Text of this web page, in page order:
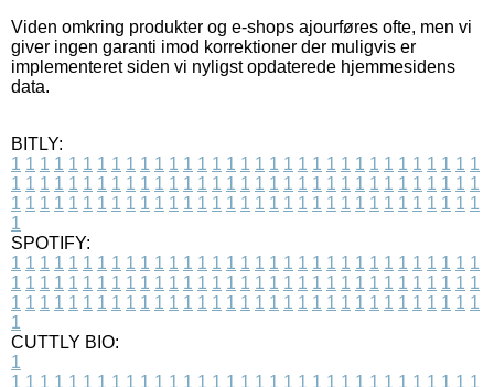
Viden omkring produkter og e-shops ajourføres ofte, men vi
giver ingen garanti imod korrektioner der muligvis er
implementeret siden vi nyligst opdaterede hjemmesidens
data.
BITLY:
1 1 1 1 1 1 1 1 1 1 1 1 1 1 1 1 1 1 1 1 1 1 1 1 1 1 1 1 1 1 1 1 1
1 1 1 1 1 1 1 1 1 1 1 1 1 1 1 1 1 1 1 1 1 1 1 1 1 1 1 1 1 1 1 1 1
1 1 1 1 1 1 1 1 1 1 1 1 1 1 1 1 1 1 1 1 1 1 1 1 1 1 1 1 1 1 1 1 1
1
SPOTIFY:
1 1 1 1 1 1 1 1 1 1 1 1 1 1 1 1 1 1 1 1 1 1 1 1 1 1 1 1 1 1 1 1 1
1 1 1 1 1 1 1 1 1 1 1 1 1 1 1 1 1 1 1 1 1 1 1 1 1 1 1 1 1 1 1 1 1
1 1 1 1 1 1 1 1 1 1 1 1 1 1 1 1 1 1 1 1 1 1 1 1 1 1 1 1 1 1 1 1 1
1
CUTTLY BIO:
1
1 1 1 1 1 1 1 1 1 1 1 1 1 1 1 1 1 1 1 1 1 1 1 1 1 1 1 1 1 1 1 1 1